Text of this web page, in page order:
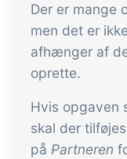
Der er mange
men det er
afhænger af
oprette.
Hvis opgaven
skal der
på Partneren